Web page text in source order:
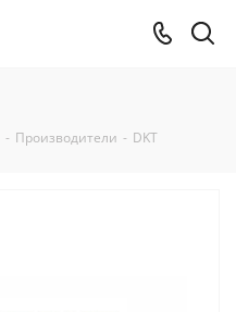
- Производители - DKT